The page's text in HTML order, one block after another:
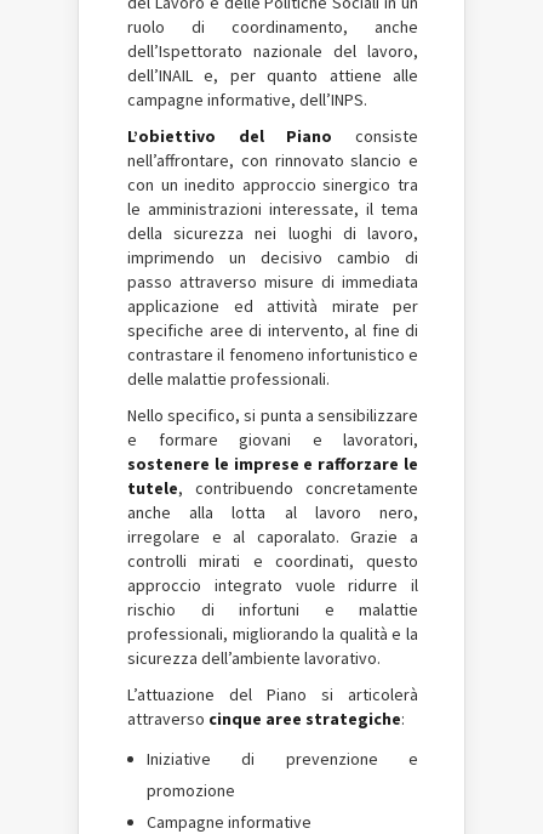
ruolo di coordinamento, anche
dell’Ispettorato nazionale del lavoro,
dell’INAIL e, per quanto attiene alle
campagne informative, dell’INPS.
L’obiettivo del Piano consiste
nell’affrontare, con rinnovato slancio e
con un inedito approccio sinergico tra
le amministrazioni interessate, il tema
della sicurezza nei luoghi di lavoro,
imprimendo un decisivo cambio di
passo attraverso misure di immediata
applicazione ed attività mirate per
specifiche aree di intervento, al fine di
contrastare il fenomeno infortunistico e
delle malattie professionali.
Nello specifico, si punta a sensibilizzare
e formare giovani e lavoratori,
sostenere le imprese e rafforzare le
tutele, contribuendo concretamente
anche alla lotta al lavoro nero,
irregolare e al caporalato. Grazie a
controlli mirati e coordinati, questo
approccio integrato vuole ridurre il
rischio di infortuni e malattie
professionali, migliorando la qualità e la
sicurezza dell’ambiente lavorativo.
L’attuazione del Piano si articolerà
attraverso cinque aree strategiche:
Iniziative di prevenzione e
promozione
Campagne informative